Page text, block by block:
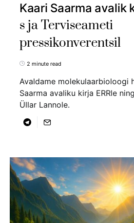
Kaari Saarma avalik
s ja Terviseameti
pressikonverentsil
2 minute read
Avaldame molekulaarbioloogi
Saarma avaliku kirja ERRle
Üllar Lannole.